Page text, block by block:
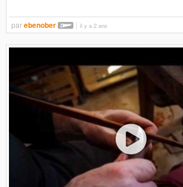
parebenober il y a 2 ans